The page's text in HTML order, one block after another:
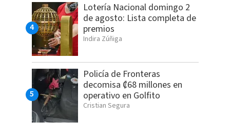
Lotería Nacional domingo 2
de agosto: Lista completa de
premios
Indira Zúñiga
Policía de Fronteras
decomisa ₡68 millones en
operativo en Golfito
Cristian Segura